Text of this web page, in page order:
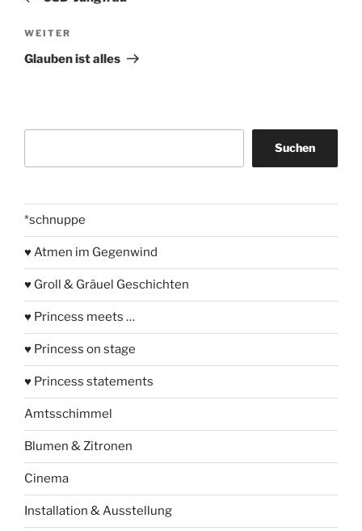
Nächster
Beitrag
WEITER
Glauben ist alles
Suchen
*schnuppe
♥ Atmen im Gegenwind
♥ Groll & Gräuel Geschichten
♥ Princess meets …
♥ Princess on stage
♥ Princess statements
Amtsschimmel
Blumen & Zitronen
Cinema
Installation & Ausstellung